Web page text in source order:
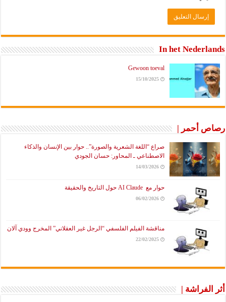
In het Nederlands
Gewoon toeval
15/10/2025
رصاص أحمر |
صراع “اللغة الشعرية والصورة”.. حوار بين الإنسان والذكاء
الاصطناعي ـ المحاور: حسان الجودي
14/03/2026
حوار مع AI Claude حول التاريخ والحقيقة
06/02/2026
مناقشة الفيلم الفلسفي “الرجل غير العقلاني” المخرج وودي آلان
22/02/2025
أثر الفراشة |